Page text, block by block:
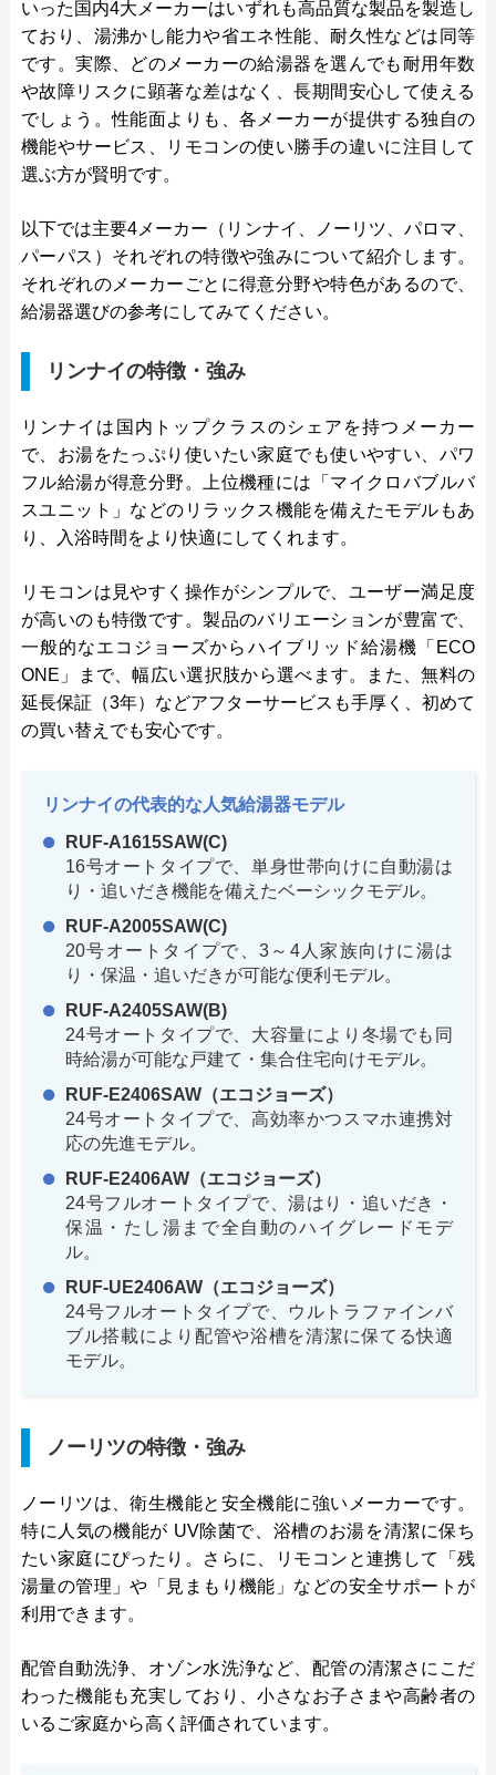
いった国内4大メーカーはいずれも高品質な製品を製造し
ており、湯沸かし能力や省エネ性能、耐久性などは同等
です。実際、どのメーカーの給湯器を選んでも耐用年数
や故障リスクに顕著な差はなく、長期間安心して使える
でしょう。性能面よりも、各メーカーが提供する独自の
機能やサービス、リモコンの使い勝手の違いに注目して
選ぶ方が賢明です。
以下では主要4メーカー（リンナイ、ノーリツ、パロマ、
パーパス）それぞれの特徴や強みについて紹介します。
それぞれのメーカーごとに得意分野や特色があるので、
給湯器選びの参考にしてみてください。
リンナイの特徴・強み
リンナイは国内トップクラスのシェアを持つメーカー
で、お湯をたっぷり使いたい家庭でも使いやすい、パワ
フル給湯が得意分野。上位機種には「マイクロバブルバ
スユニット」などのリラックス機能を備えたモデルもあ
り、入浴時間をより快適にしてくれます。
リモコンは見やすく操作がシンプルで、ユーザー満足度
が高いのも特徴です。製品のバリエーションが豊富で、
一般的なエコジョーズからハイブリッド給湯機「ECO
ONE」まで、幅広い選択肢から選べます。また、無料の
延長保証（3年）などアフターサービスも手厚く、初めて
の買い替えでも安心です。
リンナイの代表的な人気給湯器モデル
RUF-A1615SAW(C)
16号オートタイプで、単身世帯向けに自動湯は
り・追いだき機能を備えたベーシックモデル。
RUF-A2005SAW(C)
20号オートタイプで、3～4人家族向けに湯は
り・保温・追いだきが可能な便利モデル。
RUF-A2405SAW(B)
24号オートタイプで、大容量により冬場でも同
時給湯が可能な戸建て・集合住宅向けモデル。
RUF-E2406SAW（エコジョーズ）
24号オートタイプで、高効率かつスマホ連携対
応の先進モデル。
RUF-E2406AW（エコジョーズ）
24号フルオートタイプで、湯はり・追いだき・
保温・たし湯まで全自動のハイグレードモデ
ル。
RUF-UE2406AW（エコジョーズ）
24号フルオートタイプで、ウルトラファインバ
ブル搭載により配管や浴槽を清潔に保てる快適
モデル。
ノーリツの特徴・強み
ノーリツは、衛生機能と安全機能に強いメーカーです。
特に人気の機能が UV除菌で、浴槽のお湯を清潔に保ち
たい家庭にぴったり。さらに、リモコンと連携して「残
湯量の管理」や「見まもり機能」などの安全サポートが
利用できます。
配管自動洗浄、オゾン水洗浄など、配管の清潔さにこだ
わった機能も充実しており、小さなお子さまや高齢者の
いるご家庭から高く評価されています。